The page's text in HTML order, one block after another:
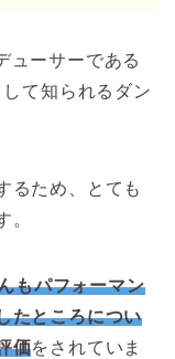
ューサーである
て知られるダン
るため、とても
。
もパフォーマン
たところについ
価をされていま